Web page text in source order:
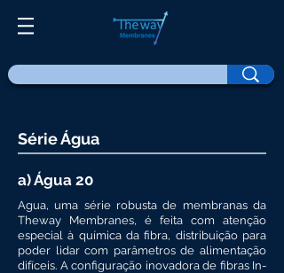
Série Água
a) Água 20
Agua, uma série robusta de membranas da
Theway Membranes, é feita com atenção
especial à química da fibra, distribuição para
poder lidar com parâmetros de alimentação
difíceis. A configuração inovadora de fibras In-